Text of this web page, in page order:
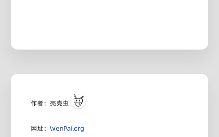
作者：壳壳虫
网址： WenPai.org